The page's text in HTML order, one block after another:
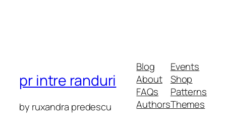
pr intre randuri
by ruxandra predescu
Blog
About
FAQs
Authors
Events
Shop
Patterns
Themes